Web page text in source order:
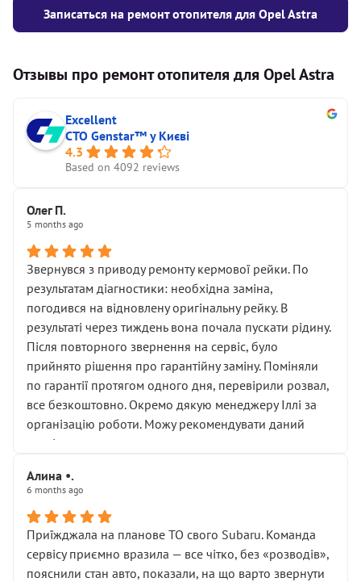
Записаться на ремонт отопителя для Opel Astra
Отзывы про ремонт отопителя для Opel Astra
Excellent
СТО Genstar™ у Києві
4.3
Based on 4092 reviews
Олег П.
5 months ago
Звернувся з приводу ремонту кермової рейки. По
результатам діагностики: необхідна заміна,
погодився на відновлену оригінальну рейку. В
результаті через тиждень вона почала пускати рідину.
Після повторного звернення на сервіс, було
прийнято рішення про гарантійну заміну. Поміняли
по гарантії протягом одного дня, перевірили розвал,
все безкоштовно. Окремо дякую менеджеру Іллі за
організацію роботи. Можу рекомендувати даний
сервіс.
Алина •.
6 months ago
Приїжджала на планове ТО свого Subaru. Команда
сервісу приємно вразила — все чітко, без «розводів»,
пояснили стан авто, показали, на що варто звернути